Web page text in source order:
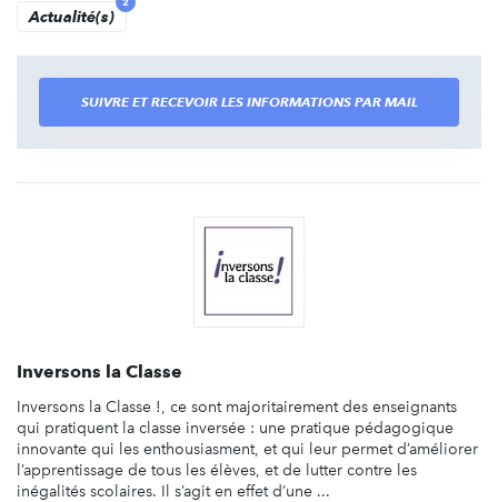
Actualité(s)
SUIVRE ET RECEVOIR LES INFORMATIONS PAR MAIL
Inversons la Classe
Inversons la Classe !, ce sont majoritairement des enseignants
qui pratiquent la classe inversée : une pratique pédagogique
innovante qui les enthousiasment, et qui leur permet d’améliorer
l’apprentissage de tous les élèves, et de lutter contre les
inégalités scolaires. Il s’agit en effet d’une ...